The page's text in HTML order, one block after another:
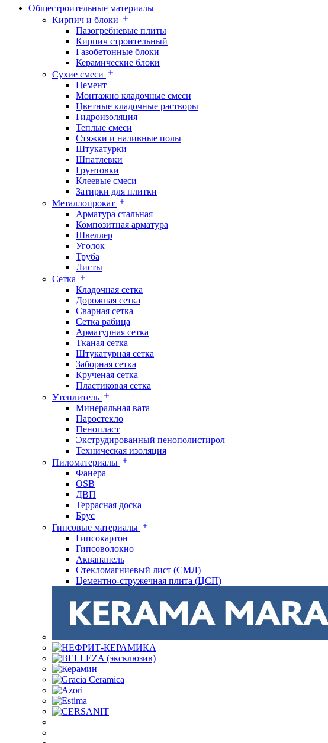
Общестроительные материалы
Кирпич и блоки
Пазогребневые плиты
Кирпич строительный
Газобетонные блоки
Керамические блоки
Сухие смеси
Цемент
Монтажно кладочные смеси
Цветные кладочные растворы
Гидроизоляция
Теплые смеси
Стяжки и наливные полы
Штукатурки
Шпатлевки
Грунтовки
Клеевые смеси
Затирки для плитки
Металлопрокат
Арматура стальная
Композитная арматура
Швеллер
Уголок
Труба
Листы
Сетка
Кладочная сетка
Дорожная сетка
Сварная сетка
Сетка рабица
Арматурная сетка
Тканая сетка
Штукатурная сетка
Заборная сетка
Крученая сетка
Пластиковая сетка
Утеплитель
Минеральная вата
Паростекло
Пенопласт
Экструдированный пенополистирол
Техническая изоляция
Пиломатериалы
Фанера
OSB
ДВП
Террасная доска
Брус
Гипсовые материалы
Гипсокартон
Гипсоволокно
Аквапанель
Стекломагниевый лист (СМЛ)
Цементно-стружечная плита (ЦСП)